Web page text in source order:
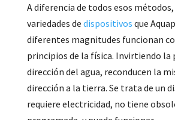
A diferencia de todos esos
variedades de dispositivos que
diferentes magnitudes funcionan
principios de la física. Invirtiendo la
dirección del agua, reconducen la
dirección a la tierra. Se trata de un
requiere electricidad, no tiene